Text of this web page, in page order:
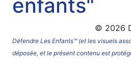
enfants"
© 2026
Défendre Les Enfants™ (et les visuels
déposée, et le présent contenu est